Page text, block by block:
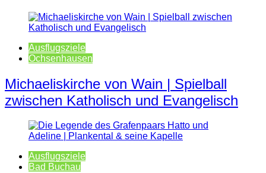
Ausflugsziele
Ochsenhausen
Michaeliskirche von Wain | Spielball
zwischen Katholisch und Evangelisch
Ausflugsziele
Bad Buchau